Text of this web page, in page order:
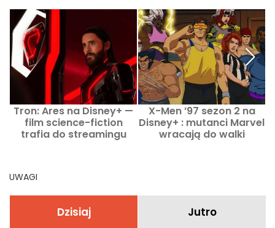
Tron: Ares na Disney+ —
film science-fiction
trafia do streamingu
X-Men ’97 sezon 2 na
Disney+ : mutanci Marvel
wracają do walki
UWAGI
Dzisiaj Jutro